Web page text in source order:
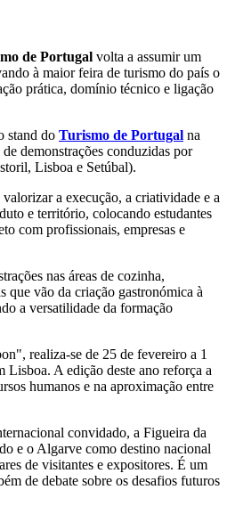
de Portugal volta a assumir um
à maior feira de turismo do país o
prática, domínio técnico e ligação
stand do Turismo de Portugal na
demonstrações conduzidas por
Lisboa e Setúbal).
valorizar a execução, a criatividade e a
e território, colocando estudantes
com profissionais, empresas e
nas áreas de cozinha,
que vão da criação gastronómica à
a versatilidade da formação
realiza-se de 25 de fevereiro a 1
Lisboa. A edição deste ano reforça a
humanos e na aproximação entre
convidado, a Figueira da
e o Algarve como destino nacional
de visitantes e expositores. É um
de debate sobre os desafios futuros